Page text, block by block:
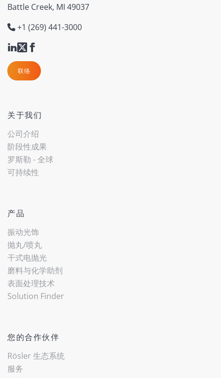
Battle Creek, MI 49037
+1 (269) 441-3000
联络
关于我们
公司介绍
阶段性成果
罗斯勒 - 全球
可持续性
产品
振动光饰
抛丸/喷丸
干式电抛光
磨料与化学助剂
表面处理技术
Solution Finder
您的合作伙伴
Rösler 生态系统
服务